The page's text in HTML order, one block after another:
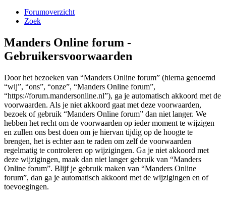
Forumoverzicht
Zoek
Manders Online forum -
Gebruikersvoorwaarden
Door het bezoeken van “Manders Online forum” (hierna genoemd
“wij”, “ons”, “onze”, “Manders Online forum”,
“https://forum.mandersonline.nl”), ga je automatisch akkoord met de
voorwaarden. Als je niet akkoord gaat met deze voorwaarden,
bezoek of gebruik “Manders Online forum” dan niet langer. We
hebben het recht om de voorwaarden op ieder moment te wijzigen
en zullen ons best doen om je hiervan tijdig op de hoogte te
brengen, het is echter aan te raden om zelf de voorwaarden
regelmatig te controleren op wijzigingen. Ga je niet akkoord met
deze wijzigingen, maak dan niet langer gebruik van “Manders
Online forum”. Blijf je gebruik maken van “Manders Online
forum”, dan ga je automatisch akkoord met de wijzigingen en of
toevoegingen.